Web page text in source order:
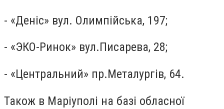
- «Деніс» вул. Олимпійська, 197;
- «ЭКО-Ринок» вул.Писарева, 28;
- «Центральний» пр.Металургів, 64.
Також в Маріуполі на базі обласної